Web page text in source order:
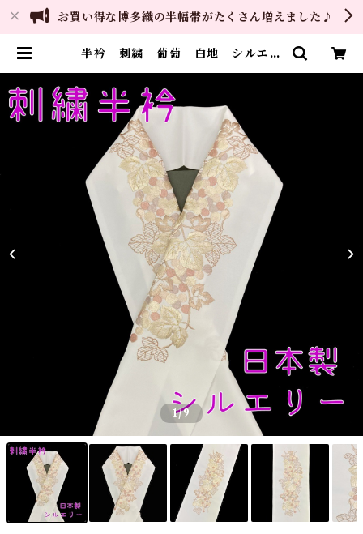
お買い得な博多織の半幅帯がたくさん増えました♪
半衿 刺繍 葡萄 白地 シルエリ
式 | ご縁や 着物・帯・和装小物
呉服問屋 直販サイト
1/9